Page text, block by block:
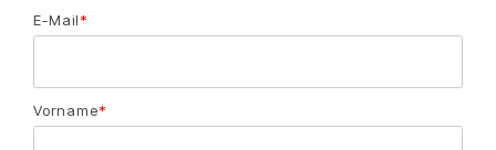
E-Mail*
Vorname*